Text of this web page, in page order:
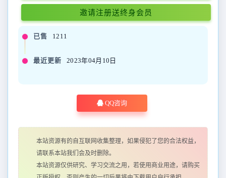
邀请注册送终身会员
已售 1211
最近更新 2023年04月10日
QQ咨询
本站资源有的自互联网收集整理，如果侵犯了您的合法权益，
请联系本站我们会及时删除。
本站资源仅供研究、学习交流之用，若使用商业用途，请购买